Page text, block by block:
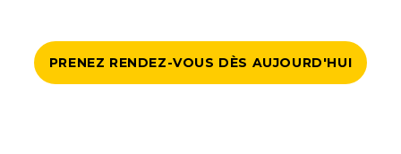
PRENEZ RENDEZ-VOUS DÈS AUJOURD'HUI